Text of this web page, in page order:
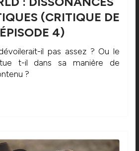
(CRITIQUE DE
4)
il pas assez ? Ou le
t-il dans sa manière de
?